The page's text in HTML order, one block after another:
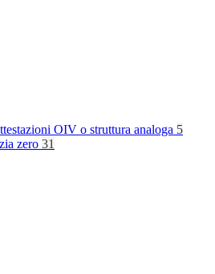
OIV o struttura analoga 5
zero 31